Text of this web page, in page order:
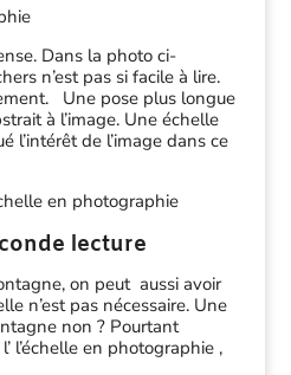
Dans la photo ci-
n’est pas si facile à lire.
Une pose plus longue
à l’image. Une échelle
l’intérêt de l’image dans ce
lecture
on peut aussi avoir
n’est pas nécessaire. Une
non ? Pourtant
l’échelle en photographie ,